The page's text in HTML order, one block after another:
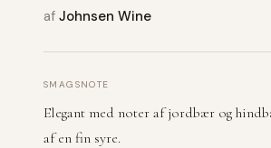
af Johnsen Wine
SMAGSNOTE
Elegant med noter af jordbær og
af en fin syre.